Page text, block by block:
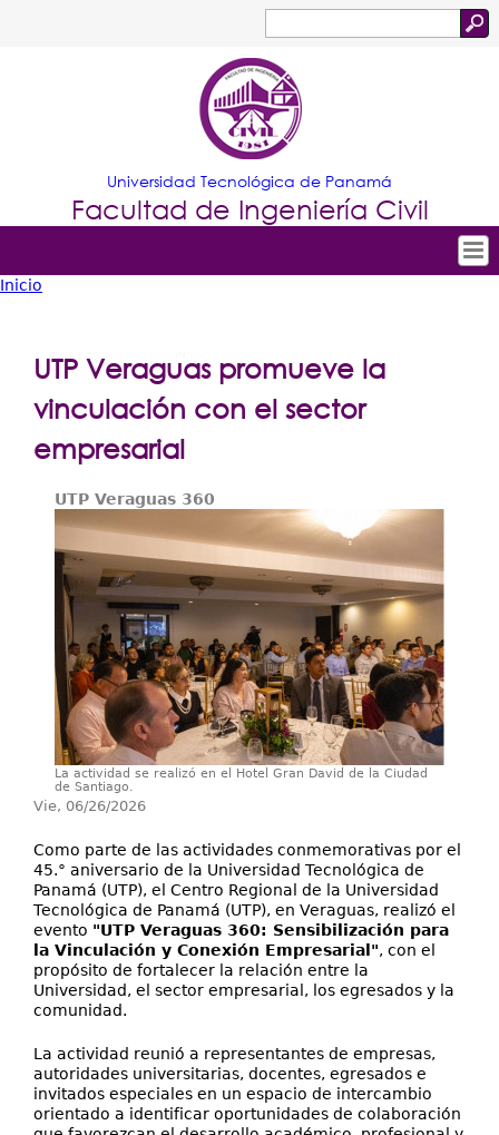
Jump to navigation
de
búsqueda
Universidad Tecnológica de Panamá
Facultad de Ingeniería Civil
Tropical
Principal
Ofertas Académicas
Secretarías
Investigación
Servicios
está
Inicio
UTP Veraguas promueve la
vinculación con el sector
empresarial
UTP Veraguas 360
La actividad se realizó en el Hotel Gran David de la Ciudad
de Santiago.
Vie, 06/26/2026
Como parte de las actividades conmemorativas por el
45.° aniversario de la Universidad Tecnológica de
Panamá (UTP), el Centro Regional de la Universidad
Tecnológica de Panamá (UTP), en Veraguas, realizó el
evento "UTP Veraguas 360: Sensibilización para
la Vinculación y Conexión Empresarial", con el
propósito de fortalecer la relación entre la
Universidad, el sector empresarial, los egresados y la
comunidad.
La actividad reunió a representantes de empresas,
autoridades universitarias, docentes, egresados e
invitados especiales en un espacio de intercambio
orientado a identificar oportunidades de colaboración